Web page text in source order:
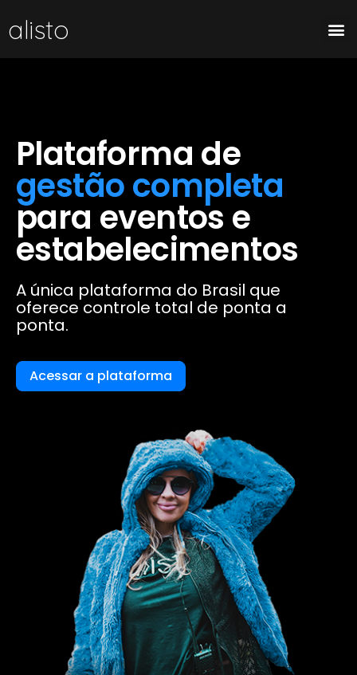
alisto
Plataforma de
gestão completa
para eventos e
estabelecimentos
A única plataforma do Brasil que
oferece controle total de ponta a
ponta.
Acessar a plataforma